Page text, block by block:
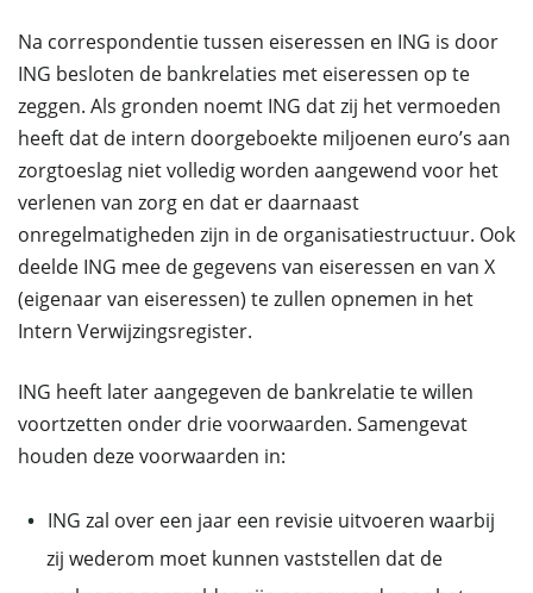
Na correspondentie tussen eiseressen en ING is door
ING besloten de bankrelaties met eiseressen op te
zeggen. Als gronden noemt ING dat zij het vermoeden
heeft dat de intern doorgeboekte miljoenen euro’s aan
zorgtoeslag niet volledig worden aangewend voor het
verlenen van zorg en dat er daarnaast
onregelmatigheden zijn in de organisatiestructuur. Ook
deelde ING mee de gegevens van eiseressen en van X
(eigenaar van eiseressen) te zullen opnemen in het
Intern Verwijzingsregister.
ING heeft later aangegeven de bankrelatie te willen
voortzetten onder drie voorwaarden. Samengevat
houden deze voorwaarden in:
ING zal over een jaar een revisie uitvoeren waarbij
zij wederom moet kunnen vaststellen dat de